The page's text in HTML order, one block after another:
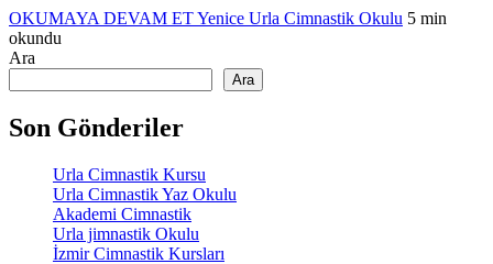
OKUMAYA DEVAM ETYenice Urla Cimnastik Okulu 5 min
okundu
Ara
Ara
Son Gönderiler
Urla Cimnastik Kursu
Urla Cimnastik Yaz Okulu
Akademi Cimnastik
Urla jimnastik Okulu
İzmir Cimnastik Kursları